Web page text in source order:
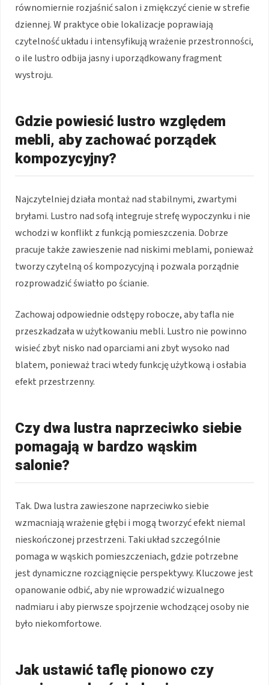
równomiernie rozjaśnić salon i zmiękczyć cienie w strefie
dziennej. W praktyce obie lokalizacje poprawiają
czytelność układu i intensyfikują wrażenie przestronności,
o ile lustro odbija jasny i uporządkowany fragment
wystroju.
Gdzie powiesić lustro względem
mebli, aby zachować porządek
kompozycyjny?
Najczytelniej działa montaż nad stabilnymi, zwartymi
bryłami. Lustro nad sofą integruje strefę wypoczynku i nie
wchodzi w konflikt z funkcją pomieszczenia. Dobrze
pracuje także zawieszenie nad niskimi meblami, ponieważ
tworzy czytelną oś kompozycyjną i pozwala porządnie
rozprowadzić światło po ścianie.
Zachowaj odpowiednie odstępy robocze, aby tafla nie
przeszkadzała w użytkowaniu mebli. Lustro nie powinno
wisieć zbyt nisko nad oparciami ani zbyt wysoko nad
blatem, ponieważ traci wtedy funkcję użytkową i osłabia
efekt przestrzenny.
Czy dwa lustra naprzeciwko siebie
pomagają w bardzo wąskim
salonie?
Tak. Dwa lustra zawieszone naprzeciwko siebie
wzmacniają wrażenie głębi i mogą tworzyć efekt niemal
nieskończonej przestrzeni. Taki układ szczególnie
pomaga w wąskich pomieszczeniach, gdzie potrzebne
jest dynamiczne rozciągnięcie perspektywy. Kluczowe jest
opanowanie odbić, aby nie wprowadzić wizualnego
nadmiaru i aby pierwsze spojrzenie wchodzącej osoby nie
było niekomfortowe.
Jak ustawić taflę pionowo czy